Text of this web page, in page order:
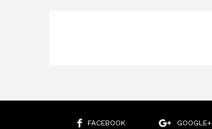
FACEBOOK GOOGLE+